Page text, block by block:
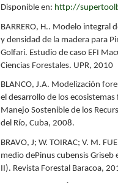
Disponible en: http://
BARRERO, H.. Modelo integral
y densidad de la madera para
Golfari. Estudio de caso EFI
Ciencias Forestales. UPR, 2010
BLANCO, J.A. Modelización
el desarrollo de los
Manejo Sostenible de los
del Río, Cuba, 2008.
BRAVO, J; W. TOIRAC; V. M.
medio dePinus cubensis Griseb
II). Revista Forestal Baracoa,